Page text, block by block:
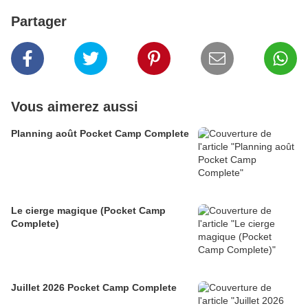
Partager
Vous aimerez aussi
Planning août Pocket Camp Complete
Le cierge magique (Pocket Camp
Complete)
Juillet 2026 Pocket Camp Complete